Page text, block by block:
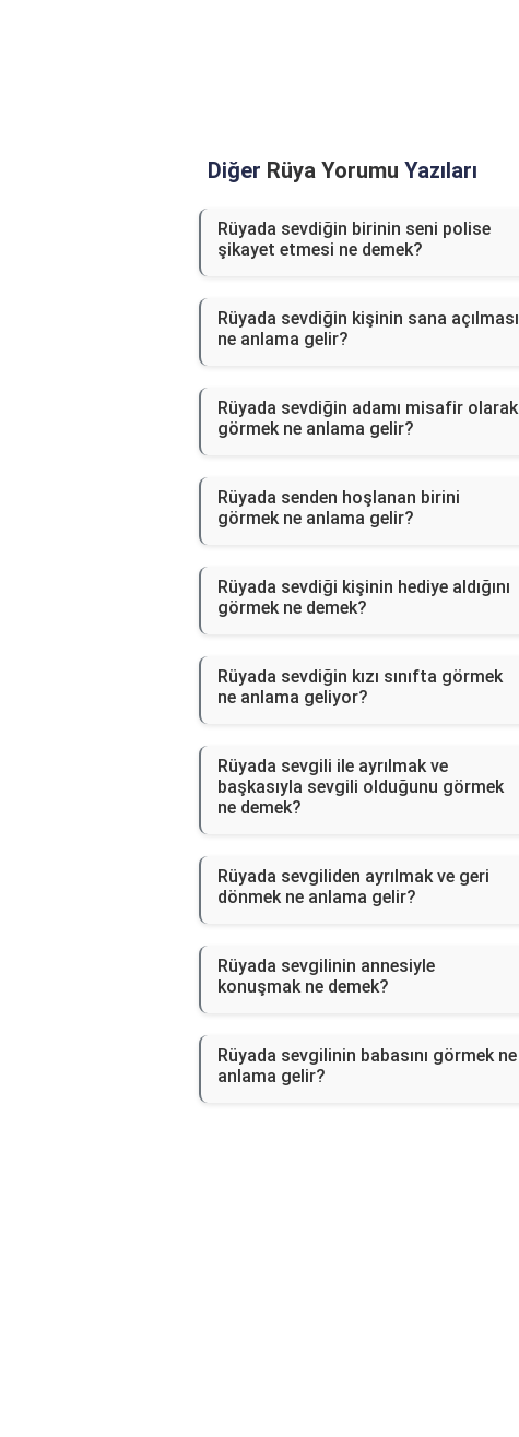
Diğer Rüya Yorumu Yazıları
Rüyada sevdiğin birinin seni polise
şikayet etmesi ne demek?
Rüyada sevdiğin kişinin sana açılması
ne anlama gelir?
Rüyada sevdiğin adamı misafir olarak
görmek ne anlama gelir?
Rüyada senden hoşlanan birini
görmek ne anlama gelir?
Rüyada sevdiği kişinin hediye aldığını
görmek ne demek?
Rüyada sevdiğin kızı sınıfta görmek
ne anlama geliyor?
Rüyada sevgili ile ayrılmak ve
başkasıyla sevgili olduğunu görmek
ne demek?
Rüyada sevgiliden ayrılmak ve geri
dönmek ne anlama gelir?
Rüyada sevgilinin annesiyle
konuşmak ne demek?
Rüyada sevgilinin babasını görmek ne
anlama gelir?